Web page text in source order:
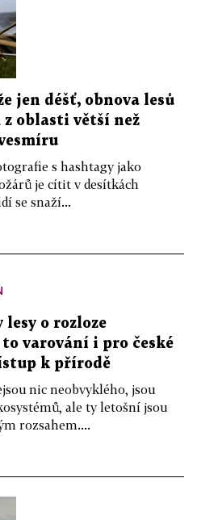
jen déšť, obnova lesů
oblasti větší než
s hashtagy jako
je cítit v desítkách
se snaží...
o rozloze
to varování i pro české
k přírodě
nic neobvyklého, jsou
ale ty letošní jsou
rozsahem....